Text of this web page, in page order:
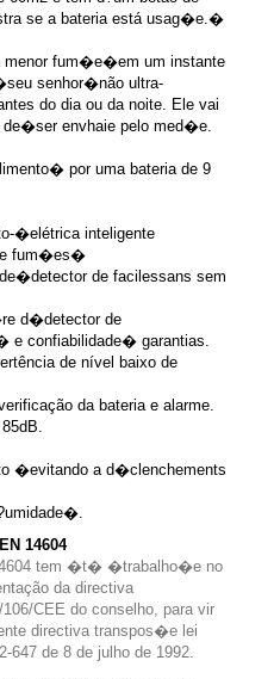
se a bateria está usag�e.�
fum�e�em um instante
senhor�não ultra-
do dia ou da noite. Ele vai
envhaie pelo med�e.
por uma bateria de 9
�elétrica inteligente
fum�es�
de facilessans sem
d�detector de
confiabilidade� garantias.
de nível baixo de
da bateria e alarme.
�evitando a d�clenchements
14604
tem �t� �trabalho�e no
da directiva
CEE do conselho, para vir
directiva transpos�e lei
de 8 de julho de 1992.